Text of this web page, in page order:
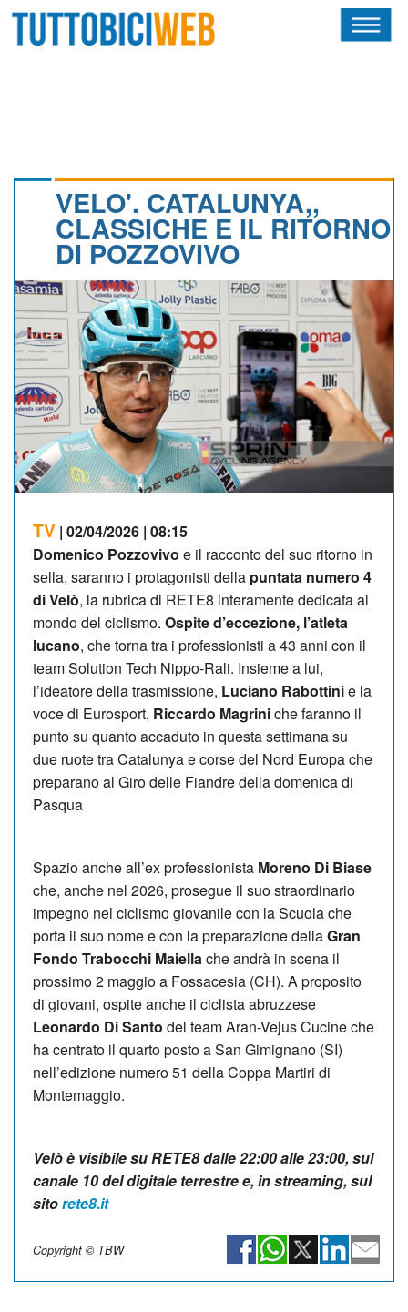
CALENDARIO
ALBI D'ORO
NEWSLETTER
VELO'. CATALUNYA,,
CLASSICHE E IL RITORNO
DI POZZOVIVO
TV | 02/04/2026 | 08:15
Domenico Pozzovivo e il racconto del suo ritorno in
sella, saranno i protagonisti della puntata numero 4
di Velò, la rubrica di RETE8 interamente dedicata al
mondo del ciclismo. Ospite d’eccezione, l’atleta
lucano, che torna tra i professionisti a 43 anni con il
team Solution Tech Nippo-Rali. Insieme a lui,
l’ideatore della trasmissione, Luciano Rabottinie la
voce di Eurosport, Riccardo Magriniche faranno il
punto su quanto accaduto in questa settimana su
due ruote tra Catalunya e corse del Nord Europa che
preparano al Giro delle Fiandre della domenica di
Pasqua
Spazio anche all’ex professionista Moreno Di Biase
che, anche nel 2026, prosegue il suo straordinario
impegno nel ciclismo giovanile con la Scuola che
porta il suo nome e con la preparazione dellaGran
Fondo Trabocchi Maiellache andrà in scena il
prossimo 2 maggio a Fossacesia (CH). A proposito
di giovani, ospite anche il ciclista abruzzese
Leonardo Di Santo del team Aran-Vejus Cucine che
ha centrato il quarto posto a San Gimignano (SI)
nell’edizione numero 51 della Coppa Martiri di
Montemaggio.
Velò è visibile su RETE8 dalle 22:00 alle 23:00, sul
canale 10 del digitale terrestre e, in streaming, sul
sitorete8.it
Copyright © TBW